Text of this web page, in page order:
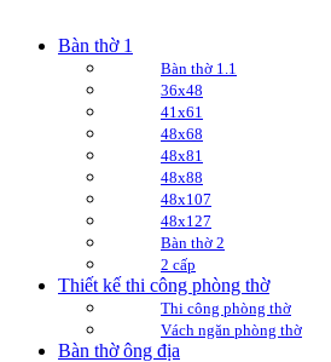
Bàn thờ 1
Bàn thờ 1.1
36x48
41x61
48x68
48x81
48x88
48x107
48x127
Bàn thờ 2
2 cấp
Thiết kế thi công phòng thờ
Thi công phòng thờ
Vách ngăn phòng thờ
Bàn thờ ông địa